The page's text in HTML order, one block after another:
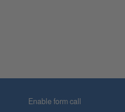
Enable form call